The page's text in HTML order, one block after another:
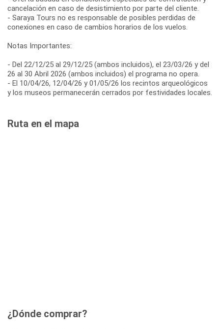
cancelación en caso de desistimiento por parte del cliente.
- Saraya Tours no es responsable de posibles perdidas de
conexiones en caso de cambios horarios de los vuelos.
Notas Importantes:
- Del 22/12/25 al 29/12/25 (ambos incluidos), el 23/03/26 y del
26 al 30 Abril 2026 (ambos incluidos) el programa no opera.
- El 10/04/26, 12/04/26 y 01/05/26 los recintos arqueológicos
y los museos permanecerán cerrados por festividades locales.
Ruta en el mapa
¿Dónde comprar?